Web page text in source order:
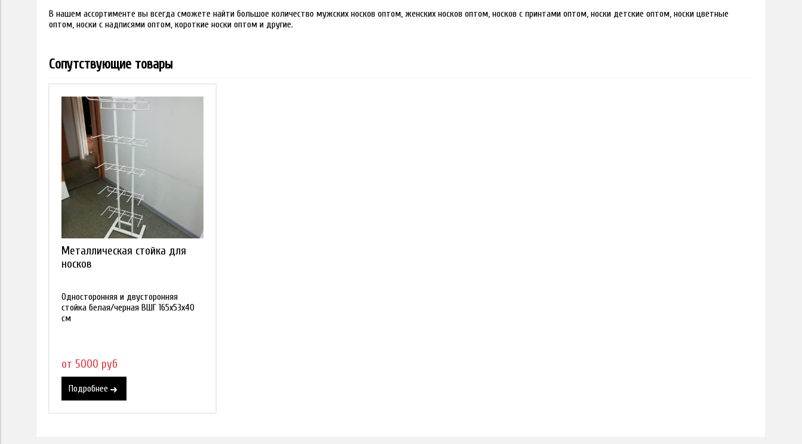
В нашем ассортименте вы всегда сможете найти большое количество мужских носков оптом, женских носков оптом, носков с принтами оптом, носки детские оптом, носки цветные
оптом, носки с надписями оптом, короткие носки оптом и другие.
Сопутствующие товары
Металлическая стойка для
носков
Односторонняя и двусторонняя
стойка белая/черная ВШГ 165х53х40
см
от 5000 руб
Подробнее